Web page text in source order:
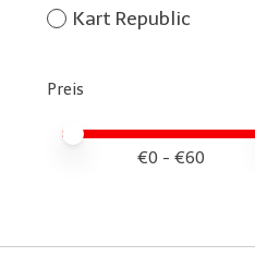
Kart Republic
Preis
Preis – Mindestwert
Price maximum value
€0 - €60